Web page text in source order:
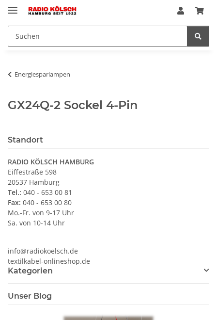
Energiesparlampen
GX24Q-2 Sockel 4-Pin
Standort
RADIO KÖLSCH HAMBURG
Eiffestraße 598
20537 Hamburg
Tel.: 040 - 653 00 81
Fax: 040 - 653 00 80
Mo.-Fr. von 9-17 Uhr
Sa. von 10-14 Uhr
info@radiokoelsch.de
textilkabel-onlineshop.de
Kategorien
Unser Blog